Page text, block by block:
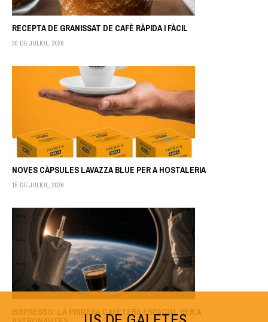
RECEPTA DE GRANISSAT DE CAFÈ RÀPIDA I FÀCIL
30 DE JULIOL, 2026
NOVES CÀPSULES LAVAZZA BLUE PER A HOSTALERIA
15 DE JULIOL, 2026
ISSPRESSO: LA PRIMERA CAFETERA ESPACIAL PER A